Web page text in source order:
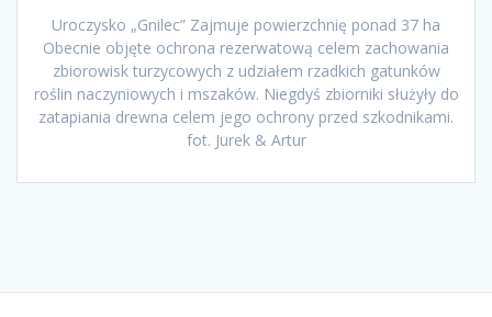
Uroczysko „Gnilec” Zajmuje powierzchnię ponad 37 ha
Obecnie objęte ochrona rezerwatową celem zachowania
zbiorowisk turzycowych z udziałem rzadkich gatunków
roślin naczyniowych i mszaków. Niegdyś zbiorniki służyły do
zatapiania drewna celem jego ochrony przed szkodnikami.
fot. Jurek & Artur